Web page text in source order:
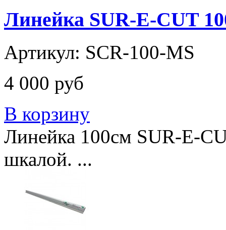
Линейка SUR-E-CUT
Артикул: SCR-100-MS
4 000 руб
В корзину
Линейка 100см SUR-E-
шкалой. ...